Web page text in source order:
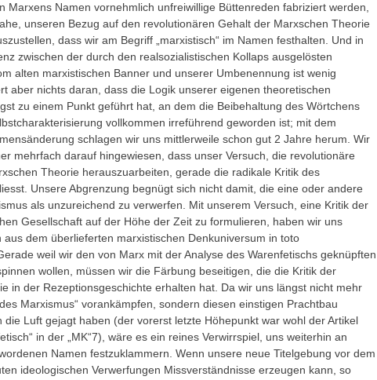
Marxens Namen vornehmlich unfreiwillige Büttenreden fabriziert werden,
unseren Bezug auf den revolutionären Gehalt der Marxschen Theorie
dass wir am Begriff „marxistisch“ im Namen festhalten. Und in
zwischen der durch den realsozialistischen Kollaps ausgelösten
alten marxistischen Banner und unserer Umbenennung ist wenig
aber nichts daran, dass die Logik unserer eigenen theoretischen
zu einem Punkt geführt hat, an dem die Beibehaltung des Wörtchens
vollkommen irreführend geworden ist; mit dem
schlagen wir uns mittlerweile schon gut 2 Jahre herum. Wir
mehrfach darauf hingewiesen, dass unser Versuch, die revolutionäre
Theorie herauszuarbeiten, gerade die radikale Kritik des
Unsere Abgrenzung begnügt sich nicht damit, die eine oder andere
als unzureichend zu verwerfen. Mit unserem Versuch, eine Kritik der
Gesellschaft auf der Höhe der Zeit zu formulieren, haben wir uns
aus dem überlieferten marxistischen Denkuniversum in toto
weil wir den von Marx mit der Analyse des Warenfetischs geknüpften
wollen, müssen wir die Färbung beseitigen, die die Kritik der
in der Rezeptionsgeschichte erhalten hat. Da wir uns längst nicht mehr
Marxismus“ vorankämpfen, sondern diesen einstigen Prachtbau
die Luft gejagt haben (der vorerst letzte Höhepunkt war wohl der Artikel
in der „MK“7), wäre es ein reines Verwirrspiel, uns weiterhin an
Namen festzuklammern. Wenn unsere neue Titelgebung vor dem
ideologischen Verwerfungen Missverständnisse erzeugen kann, so